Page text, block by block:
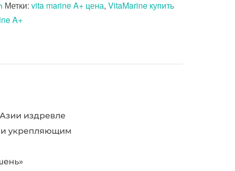
Метки: vita marine A+ цена, VitaMarine купить
A+
издревле
и укрепляющим